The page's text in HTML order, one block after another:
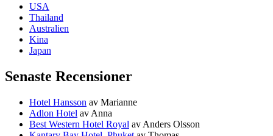
USA
Thailand
Australien
Kina
Japan
Senaste Recensioner
Hotel Hansson av Marianne
Adlon Hotel av Anna
Best Western Hotel Royal av Anders Olsson